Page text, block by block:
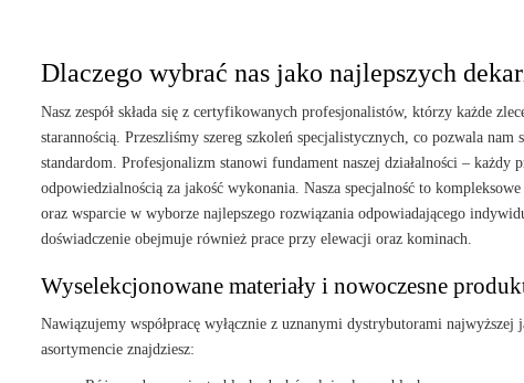
Dlaczego wybrać nas jako najlepszych
Nasz zespół składa się z certyfikowanych profesjonalistów, którzy każde
starannością. Przeszliśmy szereg szkoleń specjalistycznych, co pozwala nam
standardom. Profesjonalizm stanowi fundament naszej działalności – każdy
odpowiedzialnością za jakość wykonania. Nasza specjalność to
oraz wsparcie w wyborze najlepszego rozwiązania odpowiadającego
doświadczenie obejmuje również prace przy elewacji oraz kominach.
Wyselekcjonowane materiały i nowoczesne
Nawiązujemy współpracę wyłącznie z uznanymi dystrybutorami najwyższej
asortymencie znajdziesz: